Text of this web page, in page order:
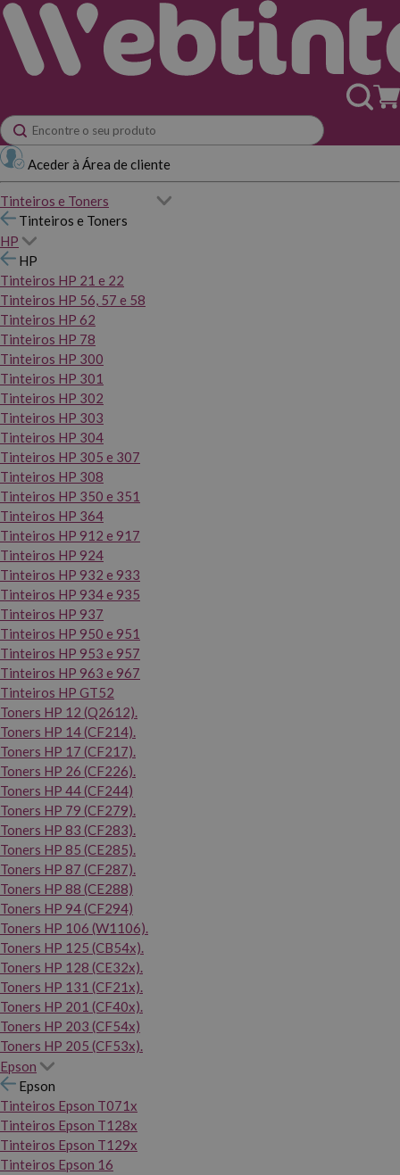
Aceder à Área de cliente
Tinteiros e Toners
Tinteiros e Toners
HP
HP
Tinteiros HP 21 e 22
Tinteiros HP 56, 57 e 58
Tinteiros HP 62
Tinteiros HP 78
Tinteiros HP 300
Tinteiros HP 301
Tinteiros HP 302
Tinteiros HP 303
Tinteiros HP 304
Tinteiros HP 305 e 307
Tinteiros HP 308
Tinteiros HP 350 e 351
Tinteiros HP 364
Tinteiros HP 912 e 917
Tinteiros HP 924
Tinteiros HP 932 e 933
Tinteiros HP 934 e 935
Tinteiros HP 937
Tinteiros HP 950 e 951
Tinteiros HP 953 e 957
Tinteiros HP 963 e 967
Tinteiros HP GT52
Toners HP 12 (Q2612).
Toners HP 14 (CF214).
Toners HP 17 (CF217).
Toners HP 26 (CF226).
Toners HP 44 (CF244)
Toners HP 79 (CF279).
Toners HP 83 (CF283).
Toners HP 85 (CE285).
Toners HP 87 (CF287).
Toners HP 88 (CE288)
Toners HP 94 (CF294)
Toners HP 106 (W1106).
Toners HP 125 (CB54x).
Toners HP 128 (CE32x).
Toners HP 131 (CF21x).
Toners HP 201 (CF40x).
Toners HP 203 (CF54x)
Toners HP 205 (CF53x).
Epson
Epson
Tinteiros Epson T071x
Tinteiros Epson T128x
Tinteiros Epson T129x
Tinteiros Epson 16